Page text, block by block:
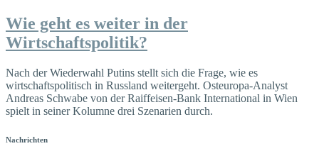
Wie geht es weiter in der
Wirtschaftspolitik?
Nach der Wiederwahl Putins stellt sich die Frage, wie es
wirtschaftspolitisch in Russland weitergeht. Osteuropa-Analyst
Andreas Schwabe von der Raiffeisen-Bank International in Wien
spielt in seiner Kolumne drei Szenarien durch.
Nachrichten